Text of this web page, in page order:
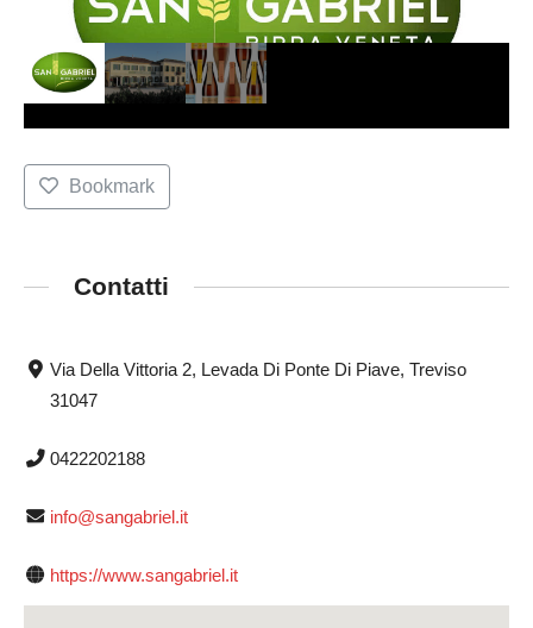
Bookmark
Contatti
Via Della Vittoria 2, Levada Di Ponte Di Piave, Treviso
31047
0422202188
info@sangabriel.it
https://www.sangabriel.it